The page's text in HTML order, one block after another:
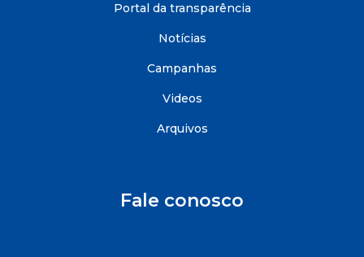
Portal da transparência
Notícias
Campanhas
Videos
Arquivos
Fale conosco